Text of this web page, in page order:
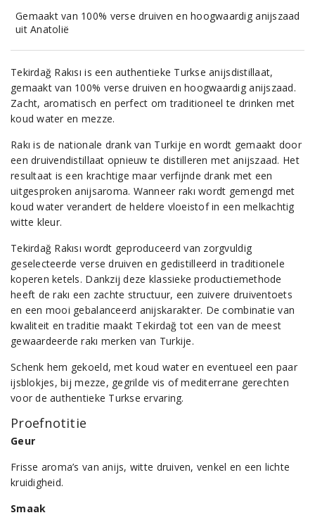
Gemaakt van 100% verse druiven en hoogwaardig anijszaad
uit Anatolië
Tekirdağ Rakısı is een authentieke Turkse anijsdistillaat,
gemaakt van 100% verse druiven en hoogwaardig anijszaad.
Zacht, aromatisch en perfect om traditioneel te drinken met
koud water en mezze.
Rakı is de nationale drank van Turkije en wordt gemaakt door
een druivendistillaat opnieuw te distilleren met anijszaad. Het
resultaat is een krachtige maar verfijnde drank met een
uitgesproken anijsaroma. Wanneer rakı wordt gemengd met
koud water verandert de heldere vloeistof in een melkachtig
witte kleur.
Tekirdağ Rakısı wordt geproduceerd van zorgvuldig
geselecteerde verse druiven en gedistilleerd in traditionele
koperen ketels. Dankzij deze klassieke productiemethode
heeft de rakı een zachte structuur, een zuivere druiventoets
en een mooi gebalanceerd anijskarakter. De combinatie van
kwaliteit en traditie maakt Tekirdağ tot een van de meest
gewaardeerde rakı merken van Turkije.
Schenk hem gekoeld, met koud water en eventueel een paar
ijsblokjes, bij mezze, gegrilde vis of mediterrane gerechten
voor de authentieke Turkse ervaring.
Proefnotitie
Geur
Frisse aroma’s van anijs, witte druiven, venkel en een lichte
kruidigheid.
Smaak